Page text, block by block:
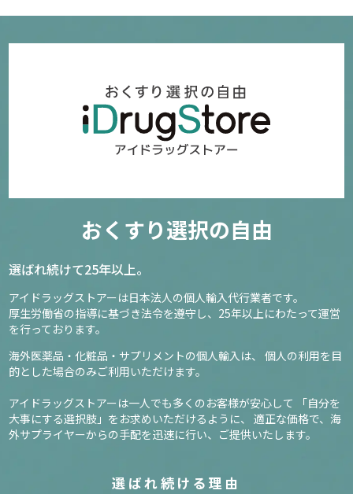
確認／選び直す
59
確認／選び直す
おくすり選択の自由
選ばれ続けて25年以上。
アイドラッグストアーは日本法人の個人輸入代行業者です。
厚生労働省の指導に基づき法令を遵守し、 25年以上にわたって運営
を行っております。
海外医薬品・化粧品・サプリメントの個人輸入は、 個人の利用を目
的とした場合のみご利用いただけます。
アイドラッグストアーは一人でも多くのお客様が安心して
「自分を
大事にする選択肢」をお求めいただけるように、 適正な価格で、海
外サプライヤーからの手配を迅速に行い、ご提供いたします。
選ばれ続ける理由